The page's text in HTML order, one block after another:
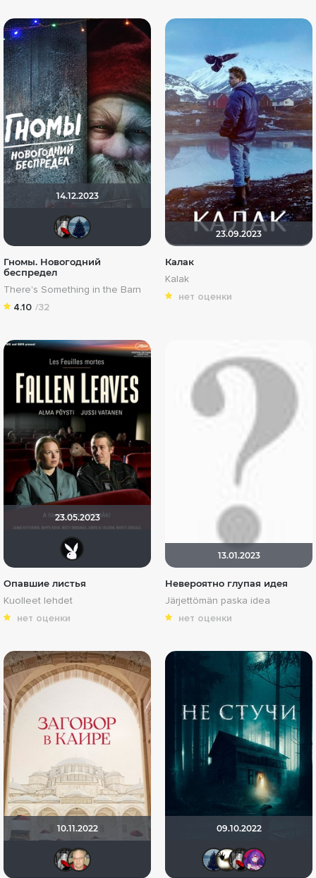
14.12.2023
Мышь Белая
id1565860
Гномы. Новогодний
беспредел
There's Something in the Barn
4.10 /32
23.09.2023
Калак
Kalak
нет оценки
23.05.2023
Lost Causes
Опавшие листья
Kuolleet lehdet
нет оценки
13.01.2023
Невероятно глупая идея
Järjettömän paska idea
нет оценки
10.11.2022 09.10.2022